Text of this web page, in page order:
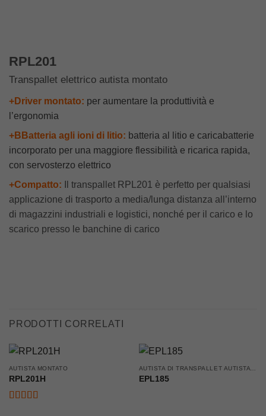
RPL201
Transpallet elettrico autista montato
+Driver montato: per aumentare la produttività e
l’ergonomia
+BBatteria agli ioni di litio: batteria al litio e caricabatterie
incorporato per una maggiore flessibilità e ricarica rapida,
con servosterzo elettrico
+Compatto: Il transpallet RPL201 è perfetto per qualsiasi
applicazione di trasporto a media/lunga distanza all’interno
di magazzini industriali e logistici, nonché per il carico e lo
scarico presso le banchine di carico
PRODOTTI CORRELATI
AUTISTA MONTATO
RPL201H EPL185